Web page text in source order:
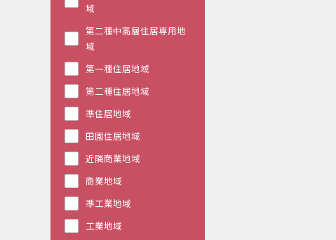
域
第二種中高層住居専用地
域
第一種住居地域
第二種住居地域
準住居地域
田園住居地域
近隣商業地域
商業地域
準工業地域
工業地域